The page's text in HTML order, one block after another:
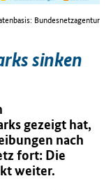
Bundesnetzagentur
sinken
gezeigt hat,
nach
fort: Die
weiter.